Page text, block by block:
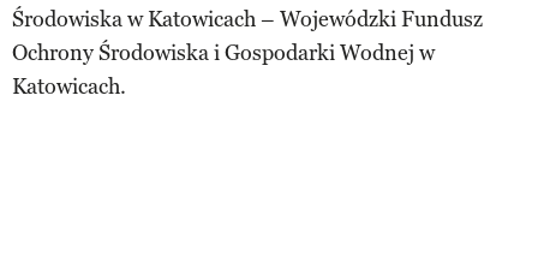
Środowiska w Katowicach – Wojewódzki Fundusz
Ochrony Środowiska i Gospodarki Wodnej w
Katowicach.